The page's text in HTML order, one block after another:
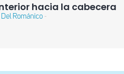
hacia la cabecera
Del Románico -